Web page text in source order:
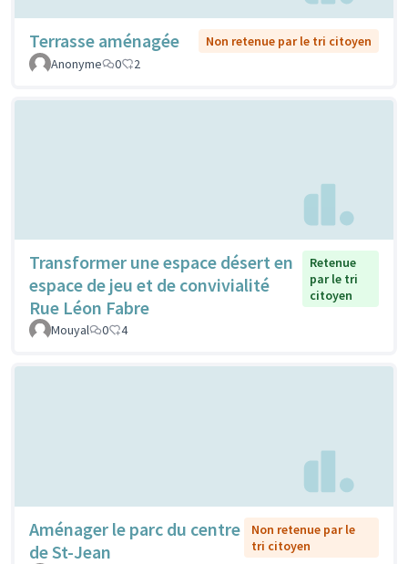
Terrasse aménagée
Non retenue par le tri citoyen
Anonyme
0 2
Transformer une espace désert en
espace de jeu et de convivialité
Rue Léon Fabre
Retenue
par le tri
citoyen
Mouyal 0 4
Aménager le parc du centre
de St-Jean
Non retenue par le
tri citoyen